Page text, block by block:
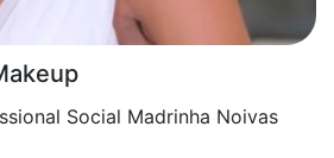
Social Madrinha Noivas